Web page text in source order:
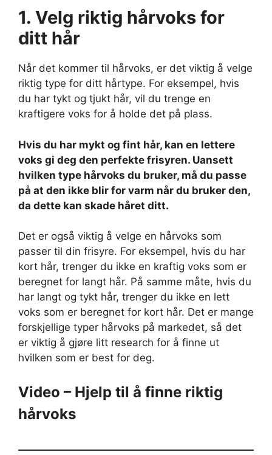
1. Velg riktig hårvoks for
ditt hår
Når det kommer til hårvoks, er det viktig å velge
riktig type for ditt hårtype. For eksempel, hvis
du har tykt og tjukt hår, vil du trenge en
kraftigere voks for å holde det på plass.
Hvis du har mykt og fint hår, kan en lettere
voks gi deg den perfekte frisyren. Uansett
hvilken type hårvoks du bruker, må du passe
på at den ikke blir for varm når du bruker den,
da dette kan skade håret ditt.
Det er også viktig å velge en hårvoks som
passer til din frisyre. For eksempel, hvis du har
kort hår, trenger du ikke en kraftig voks som er
beregnet for langt hår. På samme måte, hvis du
har langt og tykt hår, trenger du ikke en lett
voks som er beregnet for kort hår. Det er mange
forskjellige typer hårvoks på markedet, så det
er viktig å gjøre litt research for å finne ut
hvilken som er best for deg.
Video – Hjelp til å finne riktig
hårvoks